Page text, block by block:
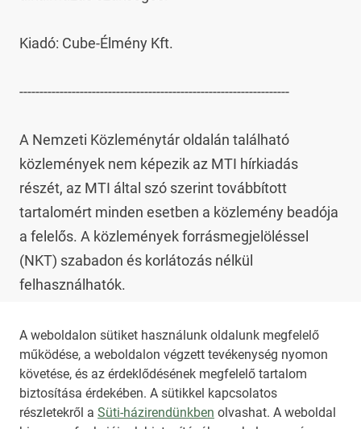
A weboldalon sütiket használunk oldalunk megfelelő
működése, a weboldalon végzett tevékenység nyomon
követése, és az érdeklődésének megfelelő tartalom
biztosítása érdekében. A sütikkel kapcsolatos
részletekről a Süti-házirendünkben olvashat. A weboldal
Kiadó: Cube-Élmény Kft.
-------------------------------------------------------------------
A Nemzeti Közleménytár oldalán található
közlemények nem képezik az MTI hírkiadás
részét, az MTI által szó szerint továbbított
tartalomért minden esetben a közlemény beadója
a felelős. A közlemények forrásmegjelöléssel
(NKT) szabadon és korlátozás nélkül
felhasználhatók.
Az NKT szolgáltatással kapcsolatban további
információt az nkt@dunamsz.hu elektronikus
levelező címen kaphat.